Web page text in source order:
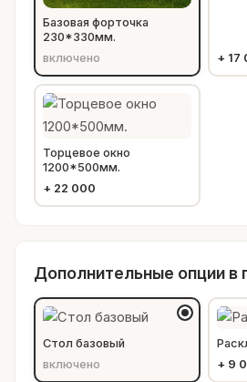
Базовая форточка
230*330мм.
включено
+ 17
Торцевое окно
1200*500мм.
+ 22 000
Дополнительные опции в
Стол базовый
включено
+ 9